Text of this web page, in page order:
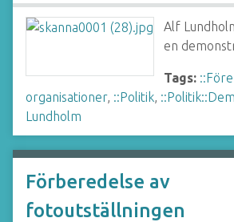
Alf
en
Tags:
organisationer, ::Politik,
Lundholm
Förberedelse av
fotoutställningen